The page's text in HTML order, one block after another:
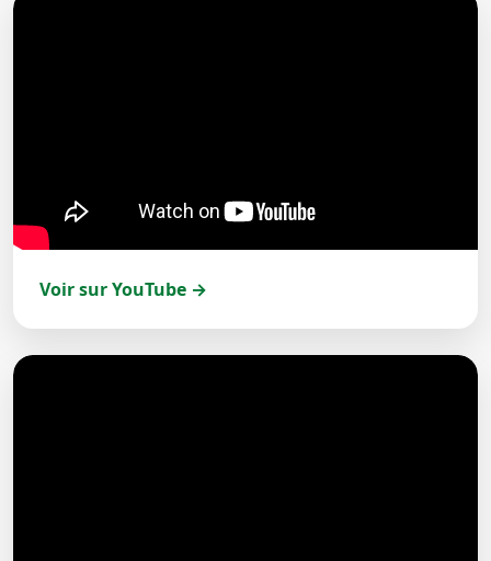
Voir sur YouTube →